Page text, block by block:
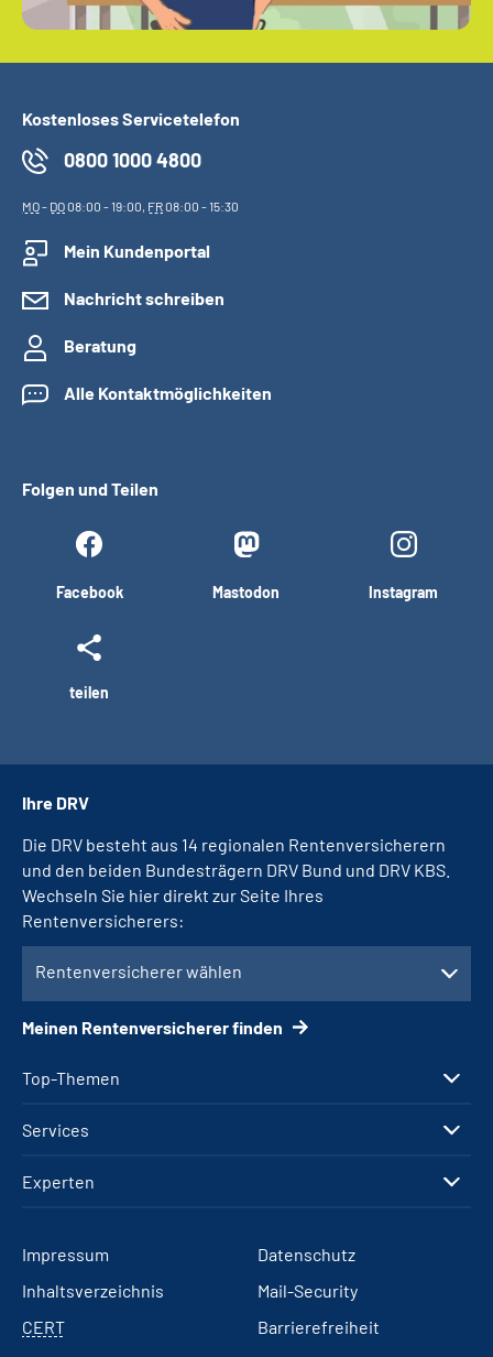
Kostenloses Servicetelefon
0800 1000 4800
MO- DO08:00 - 19:00, FR08:00 - 15:30
Mein Kundenportal
Nachricht schreiben
Beratung
Alle Kontaktmöglichkeiten
Folgen und Teilen
Facebook Mastodon Instagram
teilen
Top-Themen
Services
Experten
Ihre DRV
Die DRV besteht aus 14 regionalen Rentenversicherern
und den beiden Bundesträgern DRV Bund und DRV KBS.
Wechseln Sie hier direkt zur Seite Ihres
Rentenversicherers:
Rentenversicherer wählen
Meinen Rentenversicherer finden
Impressum
Datenschutz
Inhaltsverzeichnis
Mail-Security
CERT
Barrierefreiheit